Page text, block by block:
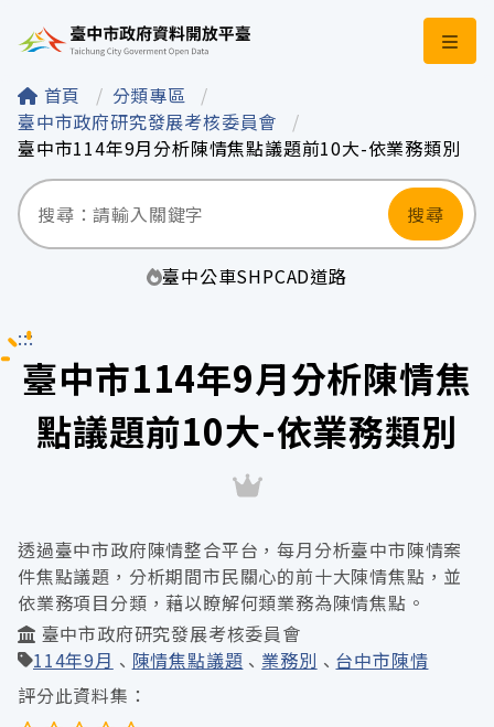
臺中市政府資料開
首頁
分類專區
臺中市政府研究發展考核委員會
臺中市114年9月分析陳情焦點議題前10大-依業務類別
搜尋
臺中公車SHPCAD道路
:::
臺中市114年9月分析陳情焦
點議題前10大-依業務類別
透過臺中市政府陳情整合平台，每月分析臺中市陳情案
件焦點議題，分析期間市民關心的前十大陳情焦點，並
依業務項目分類，藉以瞭解何類業務為陳情焦點。
臺中市政府研究發展考核委員會
114年9月
陳情焦點議題 業務別
台中市陳情
評分此資料集：